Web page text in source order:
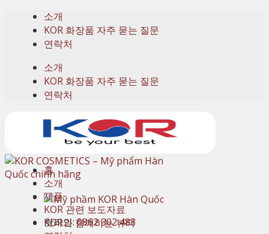
content
소개
KOR 화장품 자주 묻는 질문
연락처
소개
KOR 화장품 자주 묻는 질문
연락처
핫라인:0862 302 488
홈
소개
제품
KOR 관련 보도자료
KOR과 함께하는 뷰티